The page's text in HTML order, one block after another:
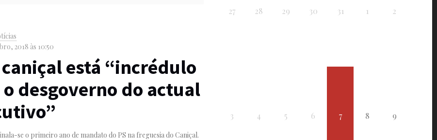
2018 às 10:50
caniçal está “incrédulo
o desgoverno do actual
se o primeiro ano de mandato do PS na freguesia do Caniçal.
27 28 29 30 31 1 2
3 4 5 6 7 8 9